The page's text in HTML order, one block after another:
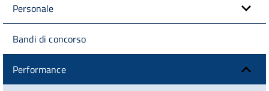
Personale
Bandi di concorso
Performance